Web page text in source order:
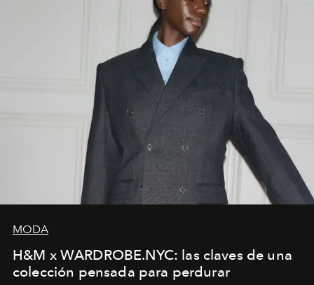
MODA
H&M x WARDROBE.NYC: las claves de una
colección pensada para perdurar